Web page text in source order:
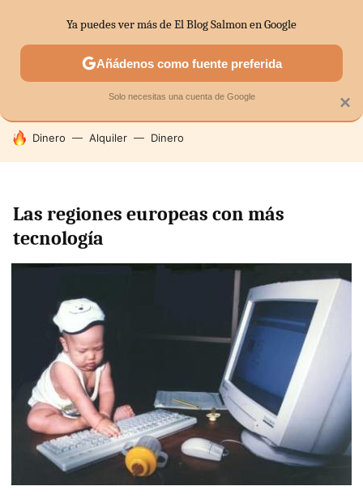
SECTORES ECONOMÍA DOMÉSTICA MERCADOS
HOY SE HABLA DE
Dinero Alquiler Dinero
Las regiones europeas con más
tecnología
×
Ya puedes ver más de El Blog Salmon en Google
Añádenos como fuente preferida
Solo necesitas una cuenta de Google